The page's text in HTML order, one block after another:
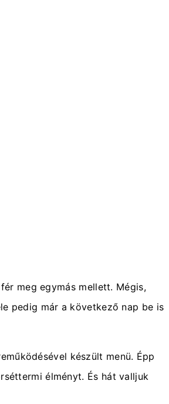
meg egymás mellett. Mégis,
pedig már a következő nap be is
készült menü. Épp
élményt. És hát valljuk